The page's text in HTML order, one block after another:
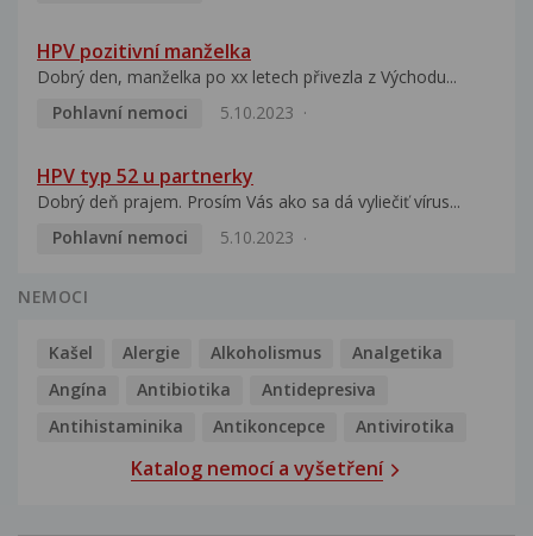
HPV pozitivní manželka
Dobrý den, manželka po xx letech přivezla z Východu...
Pohlavní nemoci
5.10.2023
HPV typ 52 u partnerky
Dobrý deň prajem. Prosím Vás ako sa dá vyliečiť vírus...
Pohlavní nemoci
5.10.2023
NEMOCI
Kašel Alergie Alkoholismus
Analgetika
Angína
Antibiotika
Antidepresiva
Antihistaminika
Antikoncepce Antivirotika
Katalog nemocí a vyšetření